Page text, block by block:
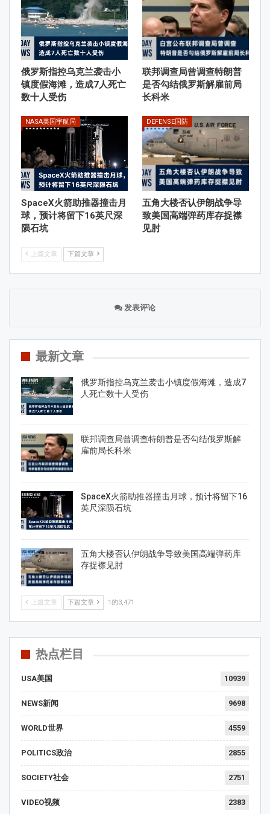
俄罗斯指控乌克兰袭击小
镇度假海滩，造成7人死亡
数十人受伤
联邦调查局曾调查特朗普
是否勾结俄罗斯解雇前局
长科米
NASA美国宇航局
SpaceX火箭助推器撞击月
球，预计将留下16英尺深
陨石坑
DEFENSE国防
五角大楼否认伊朗战争导
致美国高端弹药库存捉襟
见肘
上篇文章 下篇文章
发表评论
最新文章
俄罗斯指控乌克兰袭击小镇度假海滩，造成7
人死亡数十人受伤
联邦调查局曾调查特朗普是否勾结俄罗斯解
雇前局长科米
SpaceX火箭助推器撞击月球，预计将留下16
英尺深陨石坑
五角大楼否认伊朗战争导致美国高端弹药库
存捉襟见肘
上篇文章 下篇文章 1的3,471
热点栏目
USA美国 10939
NEWS新闻 9698
WORLD世界 4559
POLITICS政治 2855
SOCIETY社会 2751
VIDEO视频 2383